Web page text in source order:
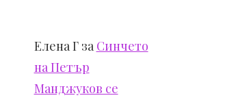
Елена Гза Синчето
на Петър
Манджуков се